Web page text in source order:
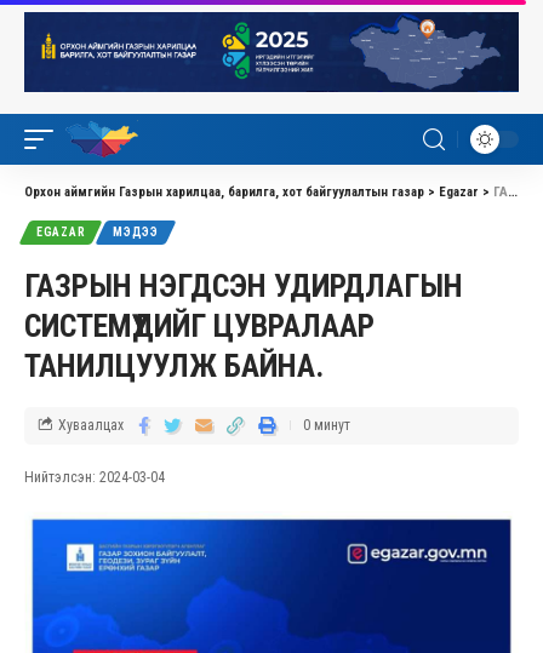
Орхон аймгийн Газрын харилцаа, барилга, хот байгуулалтын газар > Egazar > ГАЗРЫН НЭГДСЭН УДИРДЛАГЫН СИСТЕМҮҮДИЙГ ЦУВРАЛААР ТАНИЛЦУУЛЖ БАЙНА.
EGAZAR МЭДЭЭ
ГАЗРЫН НЭГДСЭН УДИРДЛАГЫН
СИСТЕМҮҮДИЙГ ЦУВРАЛААР
ТАНИЛЦУУЛЖ БАЙНА.
Нийтэлсэн: 2024-03-04
Хуваалцах 0 минут